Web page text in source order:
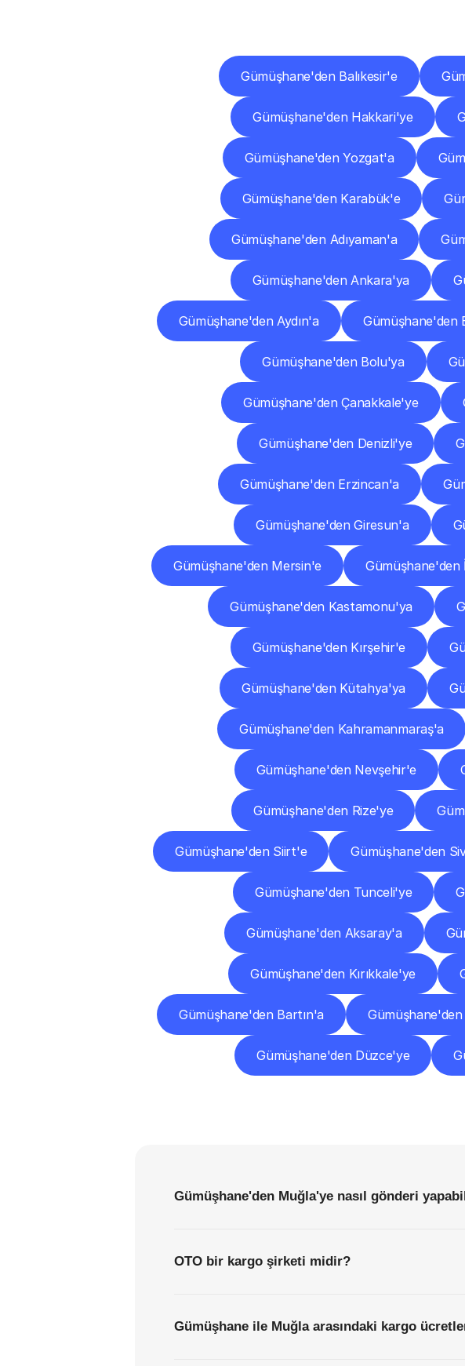
Gümüşhane'den Balıkesir'e
Gümüşhane'den Hakkari'ye
Gümüşhane'den Yozgat'a
Gümüşhane'den Karabük'e
Gümüşhane'den Adıyaman'a
Gümüşhane'den Ankara'ya
Gümüşhane'den Aydın'a Gümüşhane'den
Gümüşhane'den Bolu'ya
Gümüşhane'den Çanakkale'ye
Gümüşhane'den Denizli'ye
Gümüşhane'den Erzincan'a
Gümüşhane'den Giresun'a
Gümüşhane'den Mersin'e
Gümüşhane'den Kastamonu'ya
Gümüşhane'den Kırşehir'e
Gümüşhane'den Kütahya'ya
Gümüşhane'den Kahramanmaraş'a
Gümüşhane'den Nevşehir'e
Gümüşhane'den Rize'ye
Gümüşhane'den Siirt'e Gümüşhane'den
Gümüşhane'den Tunceli'ye
Gümüşhane'den Aksaray'a
Gümüşhane'den Kırıkkale'ye
Gümüşhane'den Bartın'a Gümüşhane'den
Gümüşhane'den Düzce'ye
Gümüşhane'den Muğla'ye nasıl gönderi
OTO bir kargo şirketi midir?
Gümüşhane ile Muğla arasındaki kargo